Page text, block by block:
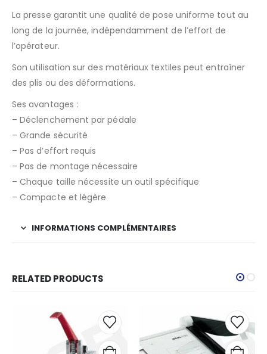
La presse garantit une qualité de pose uniforme tout au
long de la journée, indépendamment de l’effort de
l’opérateur.​
Son utilisation sur des matériaux textiles peut entraîner
des plis ou des déformations.
Ses avantages :
– Déclenchement par pédale
– Grande sécurité
– Pas d’effort requis
– Pas de montage nécessaire
– Chaque taille nécessite un outil spécifique
– Compacte et légère
INFORMATIONS COMPLÉMENTAIRES
RELATED PRODUCTS